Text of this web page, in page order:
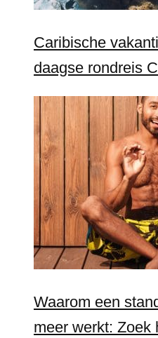
Caribische
daagse rondreis
Waarom een
meer werkt: Zoek